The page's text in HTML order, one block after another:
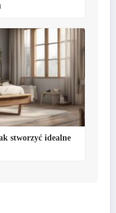
stworzyć idealne